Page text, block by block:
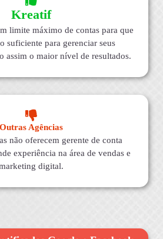
Kreatif
limite máximo de contas para que
suficiente para gerenciar seus
assim o maior nível de resultados.
Outras Agências
não oferecem gerente de conta
experiência na área de vendas e
digital.